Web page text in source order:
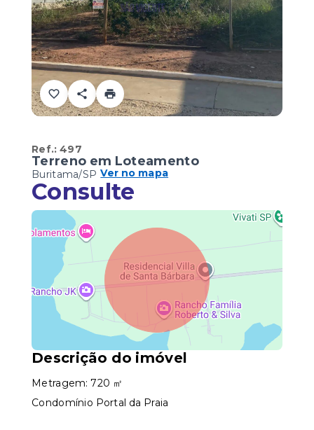
Ref.:497
Terreno em Loteamento
Buritama/SP Ver no mapa
Consulte
Descrição do imóvel
Metragem: 720 ㎡
Condomínio Portal da Praia